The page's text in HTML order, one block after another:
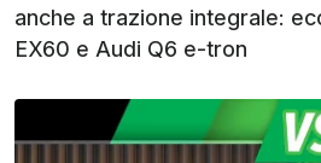
anche a trazione integrale:
EX60 e Audi Q6 e-tron